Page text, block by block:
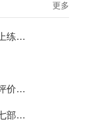
更多
第九届全国职工职业技能大赛网上练兵正式启动
广东确立人力资源管理专员职称评价标准
国家消防救援局、全国总工会等七部门联合部署 开展全民消防安全素质提升行动